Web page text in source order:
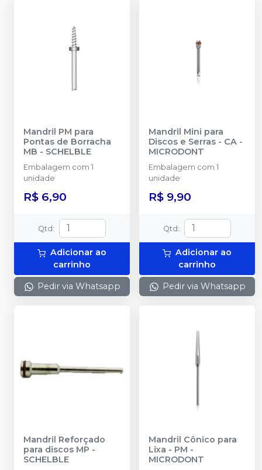
Mandril PM para
Pontas de Borracha
MB - SCHELBLE
Embalagem com 1
unidade
R$ 6,90
Qtd :
Adicionar ao
carrinho
Pedir via Whatsapp
Mandril Mini para
Discos e Serras - CA -
MICRODONT
Embalagem com 1
unidade
R$ 9,90
Qtd :
Adicionar ao
carrinho
Pedir via Whatsapp
Mandril Reforçado
para discos MP -
SCHELBLE
Mandril Cônico para
Lixa - PM -
MICRODONT